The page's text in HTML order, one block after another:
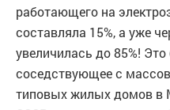
работающего на
составляла 15%, а уже
увеличилась до 85%!
соседствующее с
типовых жилых домов в